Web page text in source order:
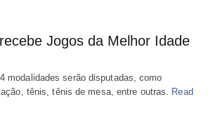
Jogos da Melhor Idade
modalidades serão disputadas, como
tênis, tênis de mesa, entre outras. Read